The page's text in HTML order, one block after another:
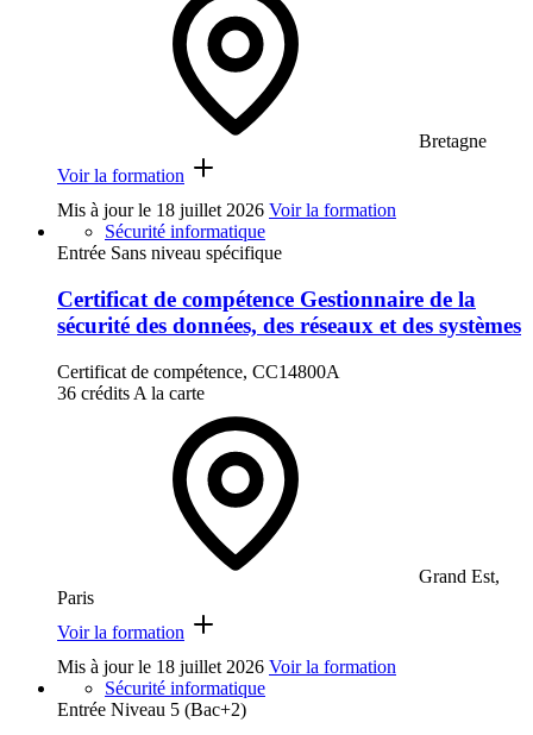
Bretagne
Voir la formation
Mis à jour le 18 juillet 2026 Voir la formation
Sécurité informatique
Entrée Sans niveau spécifique
Certificat de compétence Gestionnaire de la
sécurité des données, des réseaux et des systèmes
Certificat de compétence, CC14800A
36 crédits A la carte
Grand Est,
Paris
Voir la formation
Mis à jour le 18 juillet 2026 Voir la formation
Sécurité informatique
Entrée Niveau 5 (Bac+2)